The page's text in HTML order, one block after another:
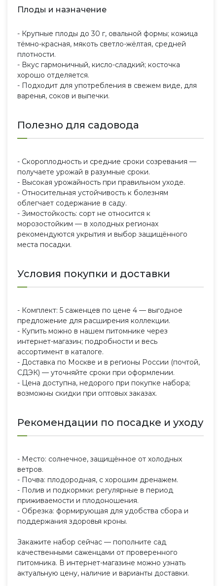
Плоды и назначение
- Крупные плоды до 30 г, овальной формы; кожица
тёмно-красная, мякоть светло-жёлтая, средней
плотности.
- Вкус гармоничный, кисло-сладкий; косточка
хорошо отделяется.
- Подходит для употребления в свежем виде, для
варенья, соков и выпечки.
Полезно для садовода
- Скороплодность и средние сроки созревания —
получаете урожай в разумные сроки.
- Высокая урожайность при правильном уходе.
- Относительная устойчивость к болезням
облегчает содержание в саду.
- Зимостойкость: сорт не относится к
морозостойким — в холодных регионах
рекомендуются укрытия и выбор защищённого
места посадки.
Условия покупки и доставки
- Комплект: 5 саженцев по цене 4 — выгодное
предложение для расширения коллекции.
- Купить можно в нашем питомнике через
интернет-магазин; подробности и весь
ассортимент в каталоге.
- Доставка по Москве и в регионы России (почтой,
СДЭК) — уточняйте сроки при оформлении.
- Цена доступна, недорого при покупке набора;
возможны скидки при оптовых заказах.
Рекомендации по посадке и уходу
- Место: солнечное, защищённое от холодных
ветров.
- Почва: плодородная, с хорошим дренажем.
- Полив и подкормки: регулярные в период
приживаемости и плодоношения.
- Обрезка: формирующая для удобства сбора и
поддержания здоровья кроны.
Закажите набор сейчас — пополните сад
качественными саженцами от проверенного
питомника. В интернет-магазине можно узнать
актуальную цену, наличие и варианты доставки.